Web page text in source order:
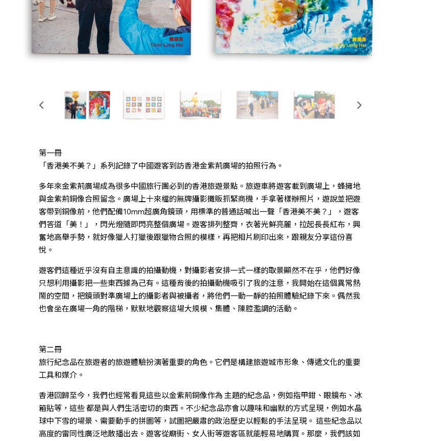
第⼀冊
「香港美不美？」系列記錄了中國遊客到訪香港金紫荊廣場的拍照行為。
多年來金紫荊廣場成為很多中國旅行團必到的香港旅遊景點。旅遊車將遊客載到廣場上，蜂擁地
與金紫荊銅像合照留念。廣場上十來檔的無牌攝影攤販抓緊商機，手拿著樣辦照片，遊說並把遊
客帶到銅像前，他們配備10mm超廣角鏡頭，用標準的普通話喊出一聲「香港美不美？」，遊客
們答道「美！」，閃光燈隨即閃亮整個廣場。遊客排列整齊，衣著光鮮亮麗，拉起長長紅布，興
奮地高舉手勢，就好像獵人打獵後跟獵物合照的模樣，再把相片刷印出來，跟親友分享這份喜
悅。
遊客們這種近乎沒有自主意識的拍攝動機，對攝影者安排一式一樣的取景顯然不在乎，他們好像
只想利用攝影把一些東西據為己有。這種背後的拍攝動機吸引了我的注意，我開始在這個異常熱
鬧的空間，把鏡頭對準廣場上的攝影者與被攝者，將他們一動一靜的拍照體驗紀錄下來。偶然我
也會坐在廣場一角的階梯，默默地觀察這場大規模、集體、陳腔濫調的活動。
第⼆冊
旅行紀念品在旅遊者的旅遊體驗扮演著重要的角色。它們是構建旅遊城市形象、傳遞文化的重要
工具和媒介。
香港回歸至今，我們也經常看見這些以金紫荊銅像作為 主題的紀念品，例如指甲鉗、眼鏡布、冰
箱貼等，這些 都是與人們生活密切的東西。不少紀念品亦會以趣味和幽默的方式呈現，例如水晶
球中下雪的場景、需要動手的拼圖等，試圖把嚴肅的政治歷史以輕鬆的手法呈現。 這些紀念品以
高度的雷同性廣泛地散播出去。遊客從廟街、女人街等遊客區就能輕易地購買。那麼，我們該如